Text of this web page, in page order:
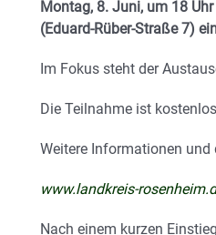
Montag, 8. Juni, um 18
(Eduard‑Rüber‑Straße 7)
Im Fokus steht der
Die Teilnahme ist
Weitere Informationen
www.landkreis-
Nach einem kurzen